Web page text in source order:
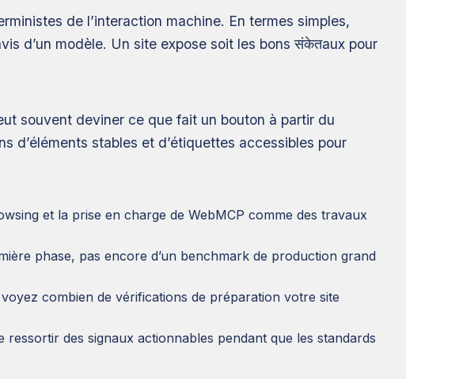
de l’interaction machine. En termes simples,
d’un modèle. Un site expose soit les bons संकेतaux pour
souvent deviner ce que fait un bouton à partir du
d’éléments stables et d’étiquettes accessibles pour
et la prise en charge de WebMCP comme des travaux
phase, pas encore d’un benchmark de production grand
combien de vérifications de préparation votre site
ressortir des signaux actionnables pendant que les standards